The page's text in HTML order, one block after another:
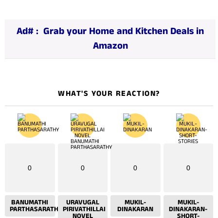
Ad# : Grab your Home and Kitchen Deals in
Amazon
WHAT'S YOUR REACTION?
0
BANUMATHI
PARTHASARATHY
0
URAVUGAL
PIRIVATHILLAI
NOVEL
0
MUKIL-
DINAKARAN
0
MUKIL-
DINAKARAN-
SHORT-